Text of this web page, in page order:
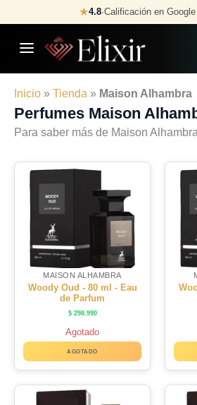
to
content
★4.8·Calificación en
Inicio » Tienda » Maison Alhambra
Perfumes Maison
Para saber más de Maison
MAISON ALHAMBRA
Woody Oud - 80 ml - Eau
de Parfum
$298.990
Agotado
AGOTADO